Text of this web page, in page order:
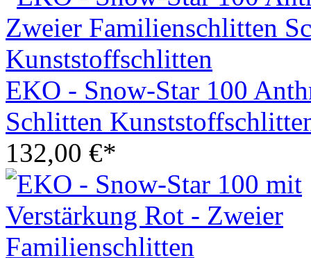
EKO - Snow-Star 100
Schlitten
132,00 €*